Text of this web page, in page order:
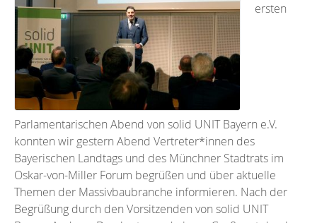
ersten
Parlamentarischen Abend von solid UNIT Bayern e.V.
konnten wir gestern Abend Vertreter*innen des
Bayerischen Landtags und des Münchner Stadtrats im
Oskar-von-Miller Forum begrüßen und über aktuelle
Themen der Massivbaubranche informieren. Nach der
Begrüßung durch den Vorsitzenden von solid UNIT